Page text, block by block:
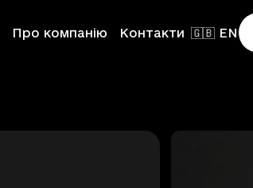
Про компанію Контакти 🇬🇧 EN